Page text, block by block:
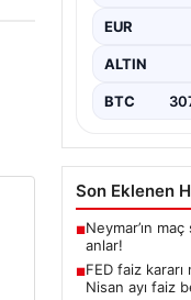
EUR
ALTIN
BTC
Son Eklenen
■Neymar’ın
anlar!
■FED faiz kararı
Nisan ayı faiz